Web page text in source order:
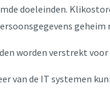
doeleinden.
worden verstrekt
van de IT systemen